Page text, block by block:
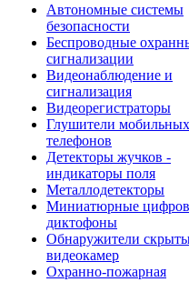
Автономные системы
безопасности
Беспроводные
сигнализации
Видеонаблюдение и
сигнализация
Видеорегистраторы
Глушители мобильных
телефонов
Детекторы жучков -
индикаторы поля
Металлодетекторы
Миниатюрные
диктофоны
Обнаружители
видеокамер
Охранно-пожарная